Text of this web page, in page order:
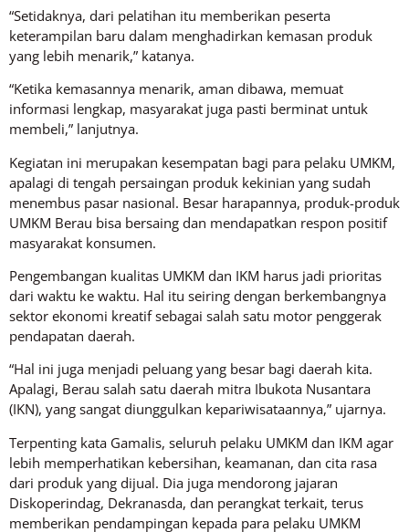
“Setidaknya, dari pelatihan itu memberikan peserta
keterampilan baru dalam menghadirkan kemasan produk
yang lebih menarik,” katanya.
“Ketika kemasannya menarik, aman dibawa, memuat
informasi lengkap, masyarakat juga pasti berminat untuk
membeli,” lanjutnya.
Kegiatan ini merupakan kesempatan bagi para pelaku UMKM,
apalagi di tengah persaingan produk kekinian yang sudah
menembus pasar nasional. Besar harapannya, produk-produk
UMKM Berau bisa bersaing dan mendapatkan respon positif
masyarakat konsumen.
Pengembangan kualitas UMKM dan IKM harus jadi prioritas
dari waktu ke waktu. Hal itu seiring dengan berkembangnya
sektor ekonomi kreatif sebagai salah satu motor penggerak
pendapatan daerah.
“Hal ini juga menjadi peluang yang besar bagi daerah kita.
Apalagi, Berau salah satu daerah mitra Ibukota Nusantara
(IKN), yang sangat diunggulkan kepariwisataannya,” ujarnya.
Terpenting kata Gamalis, seluruh pelaku UMKM dan IKM agar
lebih memperhatikan kebersihan, keamanan, dan cita rasa
dari produk yang dijual. Dia juga mendorong jajaran
Diskoperindag, Dekranasda, dan perangkat terkait, terus
memberikan pendampingan kepada para pelaku UMKM